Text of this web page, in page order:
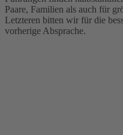
Paare, Familien als auch für
Letzteren bitten wir für die
vorherige Absprache.